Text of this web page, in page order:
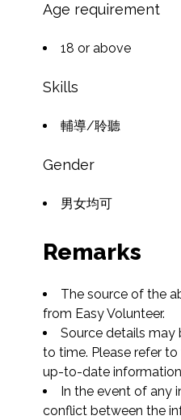
Age requirement
18 or above
Skills
輔導/聆聽
Gender
男女均可
Remarks
The source of the
from Easy Volunteer.
Source details
to time. Please refer
up-to-date
In the event of any
conflict between the